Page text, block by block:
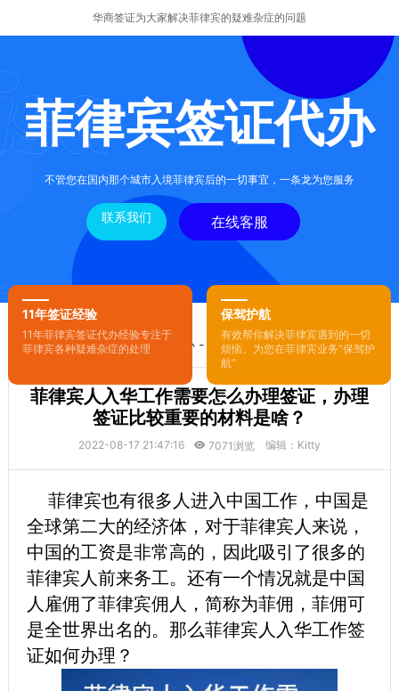
华商签证为大家解决菲律宾的疑难杂症的问题
菲律宾签证代办
不管您在国内那个城市入境菲律宾后的一切事宜，一条龙为您服务
联系我们 在线客服
11年签证经验
11年菲律宾签证代办经验专注于
菲律宾各种疑难杂症的处理
保驾护航
有效帮你解决菲律宾遇到的一切
烦恼。为您在菲律宾业务“保驾护
航”
您的位置：首页-菲律宾签证代办- 正文
菲律宾人入华工作需要怎么办理签证，办理
签证比较重要的材料是啥？
2022-08-17 21:47:16 7071浏览 编辑：Kitty
菲律宾也有很多人进入中国工作，中国是
全球第二大的经济体，对于菲律宾人来说，
中国的工资是非常高的，因此吸引了很多的
菲律宾人前来务工。还有一个情况就是中国
人雇佣了菲律宾佣人，简称为菲佣，菲佣可
是全世界出名的。那么菲律宾人入华工作签
证如何办理？